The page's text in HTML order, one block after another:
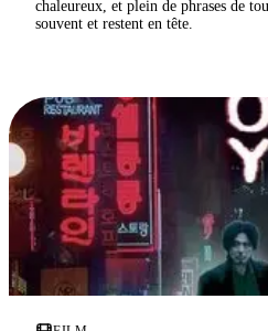
chaleureux, et plein de phrases de
souvent et restent en tête.